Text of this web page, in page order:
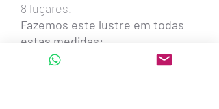
8 lugares.
Fazemos este lustre em todas
estas medidas:
90cm - 80cm - 74cm -60cm